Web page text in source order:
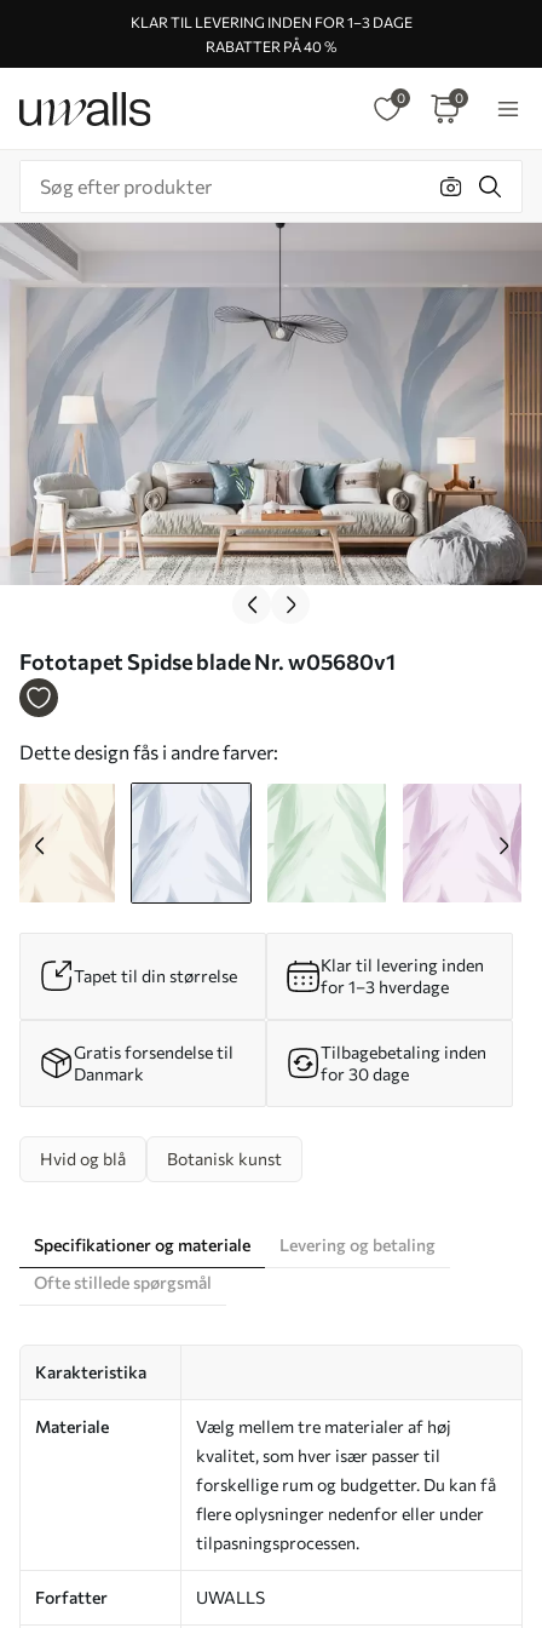
KLAR TIL LEVERING INDEN FOR 1–3 DAGE
RABATTER PÅ 40 %
0 0
Fototapet Spidse blade Nr. w05680v1
Dette design fås i andre farver:
Tapet til din størrelse
Klar til levering inden
for 1–3 hverdage
Gratis forsendelse til
Danmark
Tilbagebetaling inden
for 30 dage
Hvid og blå Botanisk kunst
Specifikationer og materiale
Levering og betaling
Ofte stillede spørgsmål
Karakteristika
Materiale
Vælg mellem tre materialer af høj
kvalitet, som hver især passer til
forskellige rum og budgetter. Du kan få
flere oplysninger nedenfor eller under
tilpasningsprocessen.
Forfatter UWALLS